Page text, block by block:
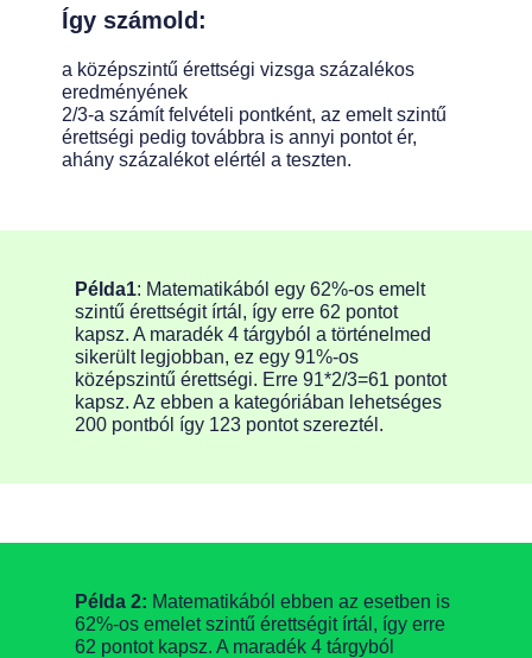
Így számold:
a középszintű érettségi vizsga százalékos
eredményének
2/3-a számít felvételi pontként, az emelt szintű
érettségi pedig továbbra is annyi pontot ér,
ahány százalékot elértél a teszten.
Példa1: Matematikából egy 62%-os emelt
szintű érettségit írtál, így erre 62 pontot
kapsz. A maradék 4 tárgyból a történelmed
sikerült legjobban, ez egy 91%-os
középszintű érettségi. Erre 91*2/3=61 pontot
kapsz. Az ebben a kategóriában lehetséges
200 pontból így 123 pontot szereztél.
Példa 2: Matematikából ebben az esetben is
62%-os emelet szintű érettségit írtál, így erre
62 pontot kapsz. A maradék 4 tárgyból